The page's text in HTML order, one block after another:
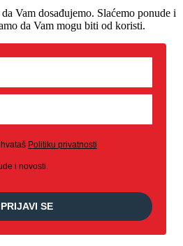
Vam dosađujemo. Slaćemo ponude i
da Vam mogu biti od koristi.
Politiku privatnosti
i novosti.
PRIJAVI SE